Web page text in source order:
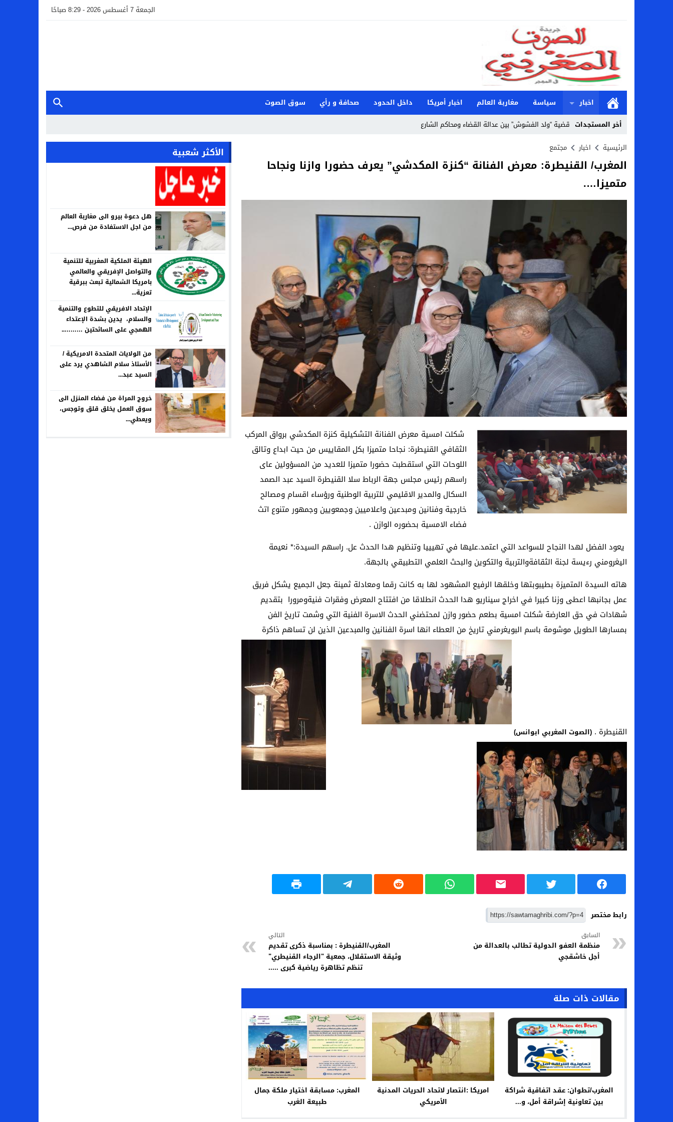
الجمعة 7 أغسطس 2026 - 8:29 صباحًا
اخبار سياسة مغاربة العالم اخبار أمريكا داخل الحدود صحافة و رأي
سوق الصوت
أخر المستجدات قضية “ولد الفشوش” بين عدالة القضاء ومحاكم الشارع
Stop
Previous
الرئيسية اخبار مجتمع
المغرب/ القنيطرة: معرض الفنانة “كنزة المكدشي” يعرف حضورا وازنا ونجاحا
متميزا….
شكلت امسية معرض الفنانة التشكيلية كنزة المكدشي برواق المركب
الثقافي القنيطرة: نجاحا متميزا بكل المقاييس من حيت ابداع وتالق
اللوحات التي استقطبت حضورا متميزا للعديد من المسؤولين عاى
راسهم رئيس مجلس جهة الرباط سلا القنيطرة السيد عبد الصمد
السكال والمدير الاقليمي للتربية الوطنية ورؤساء اقسام ومصالح
خارجية وفنانين ومبدعين واعلاميين وجمعويين وجمهور متنوع اتث
فضاء الامسية بحضوره الوازن .
يعود الفضل لهدا النجاح للسواعد التي اعتمد.عليها في تهيييا وتنظيم هدا الحدث عل. راسهم السيدة:* نعيمة
اليغرومني رءيسة لجنة الثقافةوالتربية والتكوين والبحث العلمي التطبيقي بالجهة.
هاته السيدة المتميزة بطيبوبتها وخلقها الرفيع المشهود لها به كانت رقما ومعادلة ثمينة جعل الجميع يشكل فريق
عمل بجانبها اعطى وزنا كبيرا في اخراج سيناريو هدا الحدث انطلاقا من افتتاح المعرض وفقرات فنيةومرورا بتقديم
شهادات في حق العارضة شكلت امسية بطعم حضور وازن لمحتضني الحدث الاسرة الفنية التي وشمت تاريخ الفن
بمسارها الطويل موشومة باسم البويغرمني تاريخ من العطاء انها اسرة الفنانين والمبدعين الذين لن تساهم ذاكرة
القنيطرة . (الصوت المغربي ابوانس)
رابط مختصر
السابق
منظمة العفو الدولية تطالب بالعدالة من
أجل خاشقجي
التالي
المغرب/القنيطرة : بمناسبة ذكرى تقديم
وثيقة الاستقلال، جمعية "الرجاء القنيطري"
تنظم تظاهرة رياضية كبرى .....
مقالات ذات صلة
المغرب/تطوان: عقد اتفاقية شراكة
بين تعاونية إشراقة أمل، و...
امريكا :انتصار لاتحاد الحريات المدنية
الأمريكي
المغرب: مسابقة اختيار ملكة جمال
طبيعة الغرب
الأكثر شعبية
هل دعوة بيرو الى مغاربة العالم
من اجل الاستفادة من فرص...
الهيئة الملكية المغربية للتنمية
والتواصل الإفريقي والعالمي
بامريكا الشمالية تبعث ببرقية
تعزية...
الإتحاد الافريقي للتطوع والتنمية
والسلام، يدين بشدة الإعتداء
الهمجي على السائحتين ………..
من الولايات المتحدة الامريكية /
الأستاذ سلام الشاهدي يرد على
السيد عبد...
خروج المراة من فضاء المنزل الى
سوق العمل يخلق قلق وتوجس،
ويعطي...